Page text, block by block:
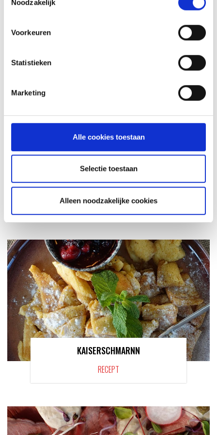
Noodzakelijk
Voorkeuren
Statistieken
Marketing
Alle cookies toestaan
Selectie toestaan
Alleen noodzakelijke cookies
MEER INFORMATIE
SPARE PARTS VOOR JE WEBER
HOUTSKOOL BARBECUE
HOW TO: ONDERHOUD
KAISERSCHMARNN
RECEPT